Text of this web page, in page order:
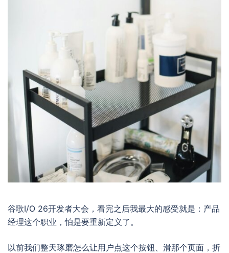
谷歌I/O 26开发者大会，看完之后我最大的感受就是：产品
经理这个职业，怕是要重新定义了。
以前我们整天琢磨怎么让用户点这个按钮、滑那个页面，折